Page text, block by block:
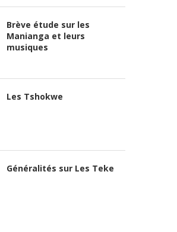
Brève étude sur les
Manianga et leurs
musiques
Les Tshokwe
Généralités sur Les Teke